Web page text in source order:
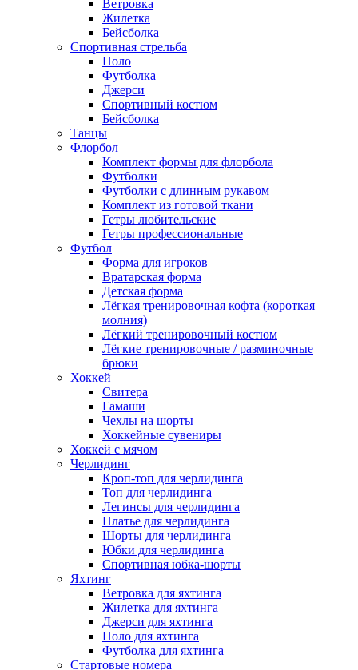
Ветровка
Жилетка
Бейсболка
Спортивная стрельба
Поло
Футболка
Джерси
Спортивный костюм
Бейсболка
Танцы
Флорбол
Комплект формы для флорбола
Футболки
Футболки с длинным рукавом
Комплект из готовой ткани
Гетры любительские
Гетры профессиональные
Футбол
Форма для игроков
Вратарская форма
Детская форма
Лёгкая тренировочная кофта (короткая
молния)
Лёгкий тренировочный костюм
Лёгкие тренировочные / разминочные
брюки
Хоккей
Свитера
Гамаши
Чехлы на шорты
Хоккейные сувениры
Хоккей с мячом
Черлидинг
Кроп-топ для черлидинга
Топ для черлидинга
Легинсы для черлидинга
Платье для черлидинга
Шорты для черлидинга
Юбки для черлидинга
Спортивная юбка-шорты
Яхтинг
Ветровка для яхтинга
Жилетка для яхтинга
Джерси для яхтинга
Поло для яхтинга
Футболка для яхтинга
Стартовые номера